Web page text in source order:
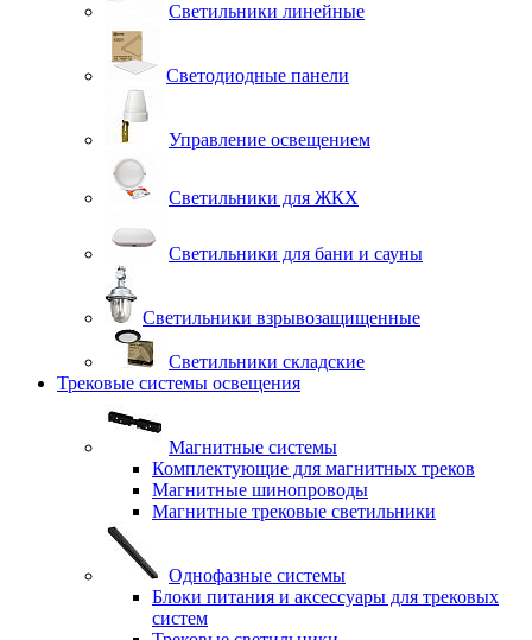
Светильники линейные
Светодиодные панели
Управление освещением
Светильники для ЖКХ
Светильники для бани и сауны
Светильники взрывозащищенные
Светильники складские
Трековые системы освещения
Магнитные системы
Комплектующие для магнитных треков
Магнитные шинопроводы
Магнитные трековые светильники
Однофазные системы
Блоки питания и аксессуары для трековых
систем